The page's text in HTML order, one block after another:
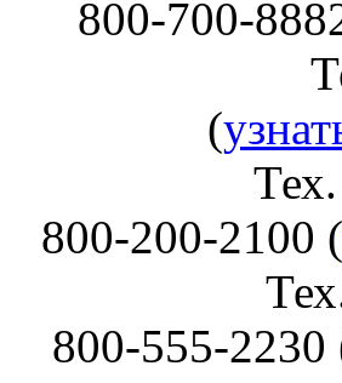
800-700-
Тех.
(
Тех.
800-200-2100 (
Тех.
800-555-2230